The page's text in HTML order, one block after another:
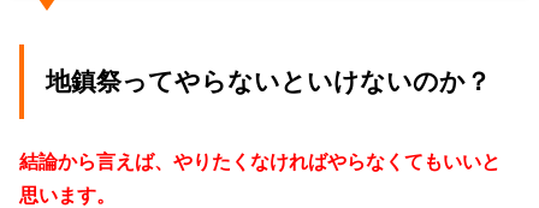
地鎮祭ってやらないといけないのか？
結論から言えば、やりたくなければやらなくてもいいと
思います。